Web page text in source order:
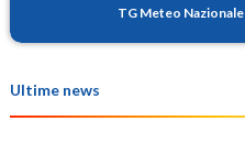
TG Meteo Nazionale
Ultime news